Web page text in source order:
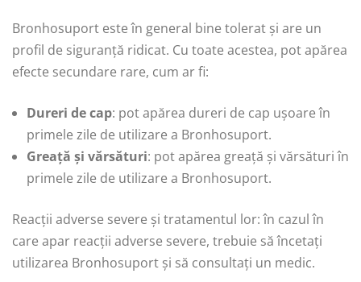
Bronhosuport este în general bine tolerat și are un
profil de siguranță ridicat. Cu toate acestea, pot apărea
efecte secundare rare, cum ar fi:
Dureri de cap: pot apărea dureri de cap ușoare în
primele zile de utilizare a Bronhosuport.
Greață și vărsături: pot apărea greață și vărsături în
primele zile de utilizare a Bronhosuport.
Reacții adverse severe și tratamentul lor: în cazul în
care apar reacții adverse severe, trebuie să încetați
utilizarea Bronhosuport și să consultați un medic.